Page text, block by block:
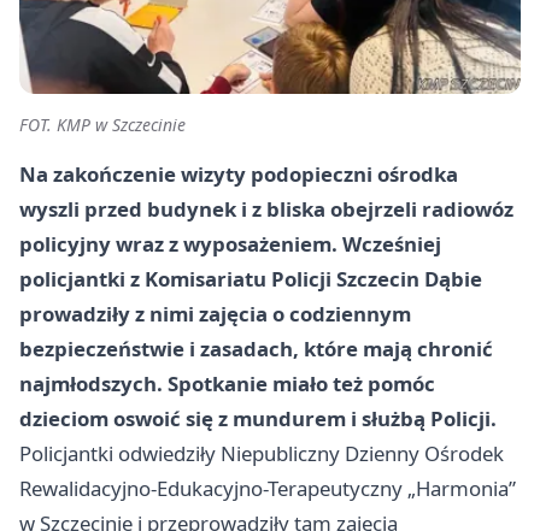
FOT. KMP w Szczecinie
Na zakończenie wizyty podopieczni ośrodka
wyszli przed budynek i z bliska obejrzeli radiowóz
policyjny wraz z wyposażeniem. Wcześniej
policjantki z Komisariatu Policji Szczecin Dąbie
prowadziły z nimi zajęcia o codziennym
bezpieczeństwie i zasadach, które mają chronić
najmłodszych. Spotkanie miało też pomóc
dzieciom oswoić się z mundurem i służbą Policji.
Policjantki odwiedziły Niepubliczny Dzienny Ośrodek
Rewalidacyjno-Edukacyjno-Terapeutyczny „Harmonia”
w Szczecinie i przeprowadziły tam zajęcia